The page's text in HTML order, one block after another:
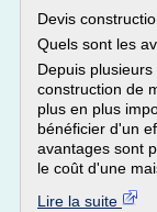
Devis
Quels sont les
Depuis
construction de
plus en plus
bénéficier d'un
avantages sont
le coût d'une
Lire la suite